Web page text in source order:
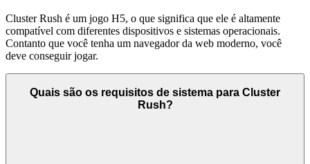
Cluster Rush é um jogo H5, o que significa que ele é altamente
compatível com diferentes dispositivos e sistemas operacionais.
Contanto que você tenha um navegador da web moderno, você
deve conseguir jogar.
Quais são os requisitos de sistema para Cluster
Rush?